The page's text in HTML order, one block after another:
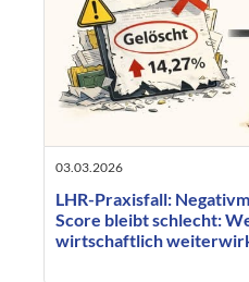
03.03.2026
LHR-Praxisfall:
Score bleibt schlecht:
wirtschaftlich